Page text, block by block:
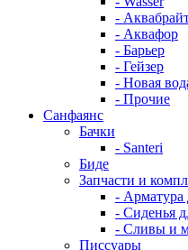
-
- Аквафор
- Барьер
- Гейзер
- Новая
- Прочие
Санфаянс
Бачки
- Santeri
Биде
Запчасти и
- Арматура
- Сиденья
- Сливы и
Писсуары